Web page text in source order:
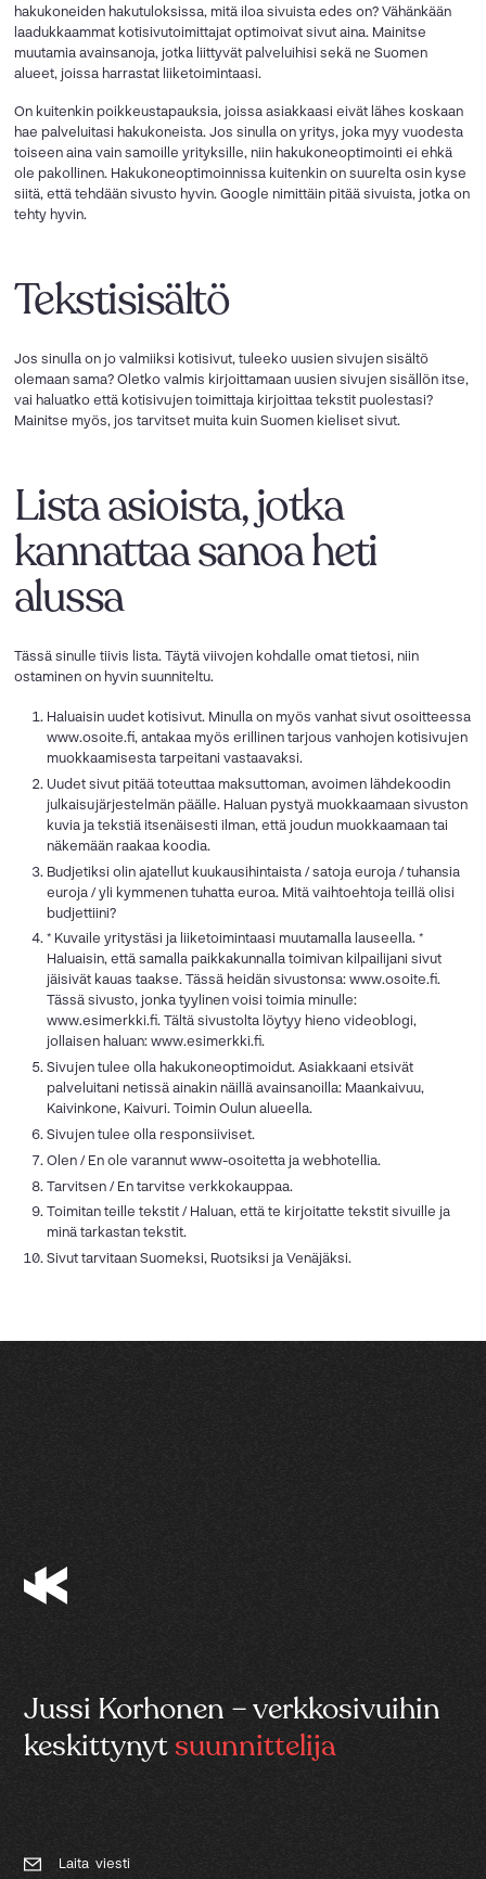
hakukoneiden hakutuloksissa, mitä iloa sivuista edes on? Vähänkään
laadukkaammat kotisivutoimittajat optimoivat sivut aina. Mainitse
muutamia avainsanoja, jotka liittyvät palveluihisi sekä ne Suomen
alueet, joissa harrastat liiketoimintaasi.
On kuitenkin poikkeustapauksia, joissa asiakkaasi eivät lähes koskaan
hae palveluitasi hakukoneista. Jos sinulla on yritys, joka myy vuodesta
toiseen aina vain samoille yrityksille, niin hakukoneoptimointi ei ehkä
ole pakollinen. Hakukoneoptimoinnissa kuitenkin on suurelta osin kyse
siitä, että tehdään sivusto hyvin. Google nimittäin pitää sivuista, jotka on
tehty hyvin.
Tekstisisältö
Jos sinulla on jo valmiiksi kotisivut, tuleeko uusien sivujen sisältö
olemaan sama? Oletko valmis kirjoittamaan uusien sivujen sisällön itse,
vai haluatko että kotisivujen toimittaja kirjoittaa tekstit puolestasi?
Mainitse myös, jos tarvitset muita kuin Suomen kieliset sivut.
Lista asioista, jotka
kannattaa sanoa heti
alussa
Tässä sinulle tiivis lista. Täytä viivojen kohdalle omat tietosi, niin
ostaminen on hyvin suunniteltu.
Haluaisin uudet kotisivut. Minulla on myös vanhat sivut osoitteessa
www.osoite.fi, antakaa myös erillinen tarjous vanhojen kotisivujen
muokkaamisesta tarpeitani vastaavaksi.
Uudet sivut pitää toteuttaa maksuttoman, avoimen lähdekoodin
julkaisujärjestelmän päälle. Haluan pystyä muokkaamaan sivuston
kuvia ja tekstiä itsenäisesti ilman, että joudun muokkaamaan tai
näkemään raakaa koodia.
Budjetiksi olin ajatellut kuukausihintaista / satoja euroja / tuhansia
euroja / yli kymmenen tuhatta euroa. Mitä vaihtoehtoja teillä olisi
budjettiini?
* Kuvaile yritystäsi ja liiketoimintaasi muutamalla lauseella. *
Haluaisin, että samalla paikkakunnalla toimivan kilpailijani sivut
jäisivät kauas taakse. Tässä heidän sivustonsa: www.osoite.fi.
Tässä sivusto, jonka tyylinen voisi toimia minulle:
www.esimerkki.fi. Tältä sivustolta löytyy hieno videoblogi,
jollaisen haluan: www.esimerkki.fi.
Sivujen tulee olla hakukoneoptimoidut. Asiakkaani etsivät
palveluitani netissä ainakin näillä avainsanoilla: Maankaivuu,
Kaivinkone, Kaivuri. Toimin Oulun alueella.
Sivujen tulee olla responsiiviset.
Olen / En ole varannut www-osoitetta ja webhotellia.
Tarvitsen / En tarvitse verkkokauppaa.
Toimitan teille tekstit / Haluan, että te kirjoitatte tekstit sivuille ja
minä tarkastan tekstit.
Sivut tarvitaan Suomeksi, Ruotsiksi ja Venäjäksi.
Jussi Korhonen – verkkosivuihin
keskittynytsuunnittelija
Laita viesti